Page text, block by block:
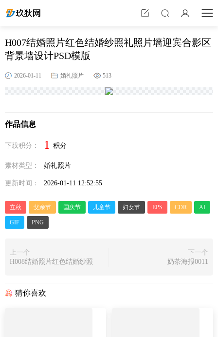
H007结婚照片红色结婚纱照礼照片墙迎宾合影区
背景墙设计PSD模版
2026-01-11 婚礼照片 513
作品信息
下载积分： 1 积分
素材类型： 婚礼照片
更新时间： 2026-01-11 12:52:55
立秋 父亲节 国庆节 儿童节 妇女节 EPS CDR AI
GIF PNG
上一个
H008结婚照片红色结婚纱照
下一个
奶茶海报0011
猜你喜欢